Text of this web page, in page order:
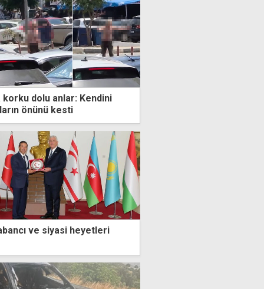
korku dolu anlar: Kendini
önünü kesti
ve siyasi heyetleri